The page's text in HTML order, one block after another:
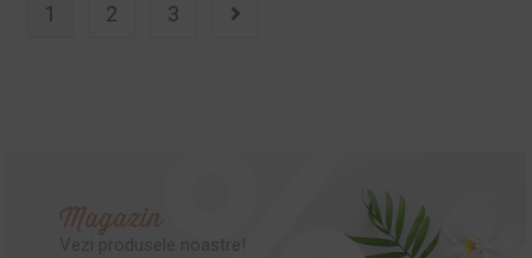
1 2 3
Magazin
Vezi produsele noastre!